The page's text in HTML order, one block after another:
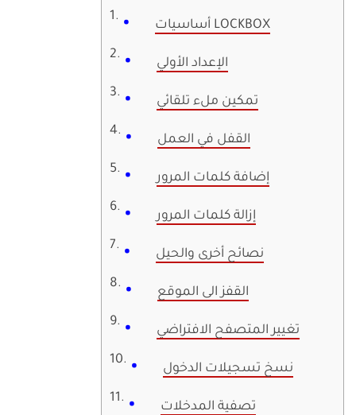
أساسيات LOCKBOX
الإعداد الأولي
تمكين ملء تلقائي
القفل في العمل
إضافة كلمات المرور
إزالة كلمات المرور
نصائح أخرى والحيل
القفز الى الموقع
تغيير المتصفح الافتراضي
نسخ تسجيلات الدخول
تصفية المدخلات